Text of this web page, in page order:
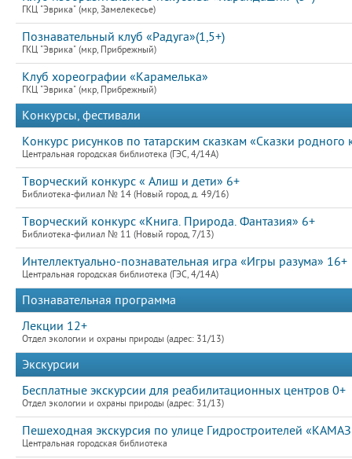
ГКЦ "Эврика" (мкр, Замелекесье)
Познавательный клуб «Радуга»(1,5+)
ГКЦ "Эврика" (мкр, Прибрежный)
Клуб хореографии «Карамелька»
ГКЦ "Эврика" (мкр, Прибрежный)
Конкурсы, фестивали
Конкурс рисунков по татарским сказкам «Сказки родного
Центральная городская библиотека (ГЭС, 4/14А)
Творческий конкурс « Алиш и дети» 6+
Библиотека-филиал № 14 (Новый город, д. 49/16)
Творческий конкурс «Книга. Природа. Фантазия» 6+
Библиотека-филиал № 11 (Новый город, 7/13)
Интеллектуально-познавательная игра «Игры разума» 16+
Центральная городская библиотека (ГЭС, 4/14А)
Познавательная программа
Лекции 12+
Отдел экологии и охраны природы (адрес: 31/13)
Экскурсии
Бесплатные экскурсии для реабилитационных центров 0+
Отдел экологии и охраны природы (адрес: 31/13)
Пешеходная экскурсия по улице Гидростроителей
Центральная городская библиотека